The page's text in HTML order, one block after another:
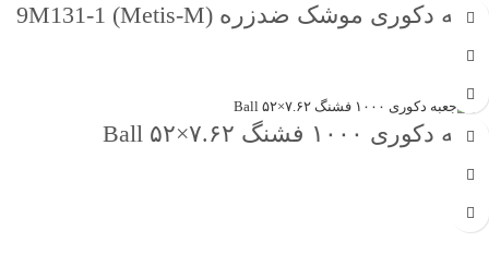
جعبه دکوری موشک ضدزره 9M131-1 (Metis-M)
جعبه دکوری ۱۰۰۰ فشنگ ۷.۶۲×۵۲ Ball